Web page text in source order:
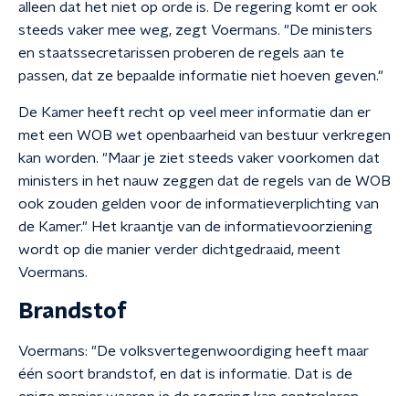
alleen dat het niet op orde is. De regering komt er ook
steeds vaker mee weg, zegt Voermans. "De ministers
en staatssecretarissen proberen de regels aan te
passen, dat ze bepaalde informatie niet hoeven geven."
De Kamer heeft recht op veel meer informatie dan er
met een WOB wet openbaarheid van bestuur verkregen
kan worden. "Maar je ziet steeds vaker voorkomen dat
ministers in het nauw zeggen dat de regels van de WOB
ook zouden gelden voor de informatieverplichting van
de Kamer." Het kraantje van de informatievoorziening
wordt op die manier verder dichtgedraaid, meent
Voermans.
Brandstof
Voermans: "De volksvertegenwoordiging heeft maar
één soort brandstof, en dat is informatie. Dat is de